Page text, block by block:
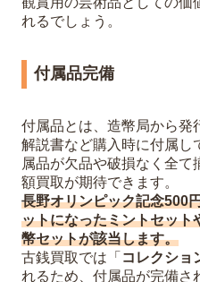
れるでしょう。
付属品完備
付属品とは、造幣局から発
解説書など購入時に付属し
属品が欠品や破損なく全て
額買取が期待できます。
長野オリンピック記念500
ットになったミントセット
幣セットが該当します。
古銭買取では「 コレクショ
れるため、付属品が完備さ